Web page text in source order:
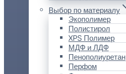
Выбор по материалу
Экополимер
Полистирол
XPS Полимер
МДФ и ЛДФ
Пенополиуретан
Перфом